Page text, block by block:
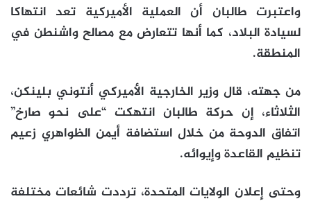
واعتبرت طالبان أن العملية الأميركية تعد انتهاكا
لسيادة البلاد، كما أنها تتعارض مع مصالح واشنطن في
المنطقة.
من جهته، قال وزير الخارجية الأميركي أنتوني بلينكن،
الثلاثاء، إن حركة طالبان انتهكت “على نحو صارخ”
اتفاق الدوحة من خلال استضافة أيمن الظواهري زعيم
تنظيم القاعدة وإيوائه.
وحتى إعلان الولايات المتحدة، ترددت شائعات مختلفة